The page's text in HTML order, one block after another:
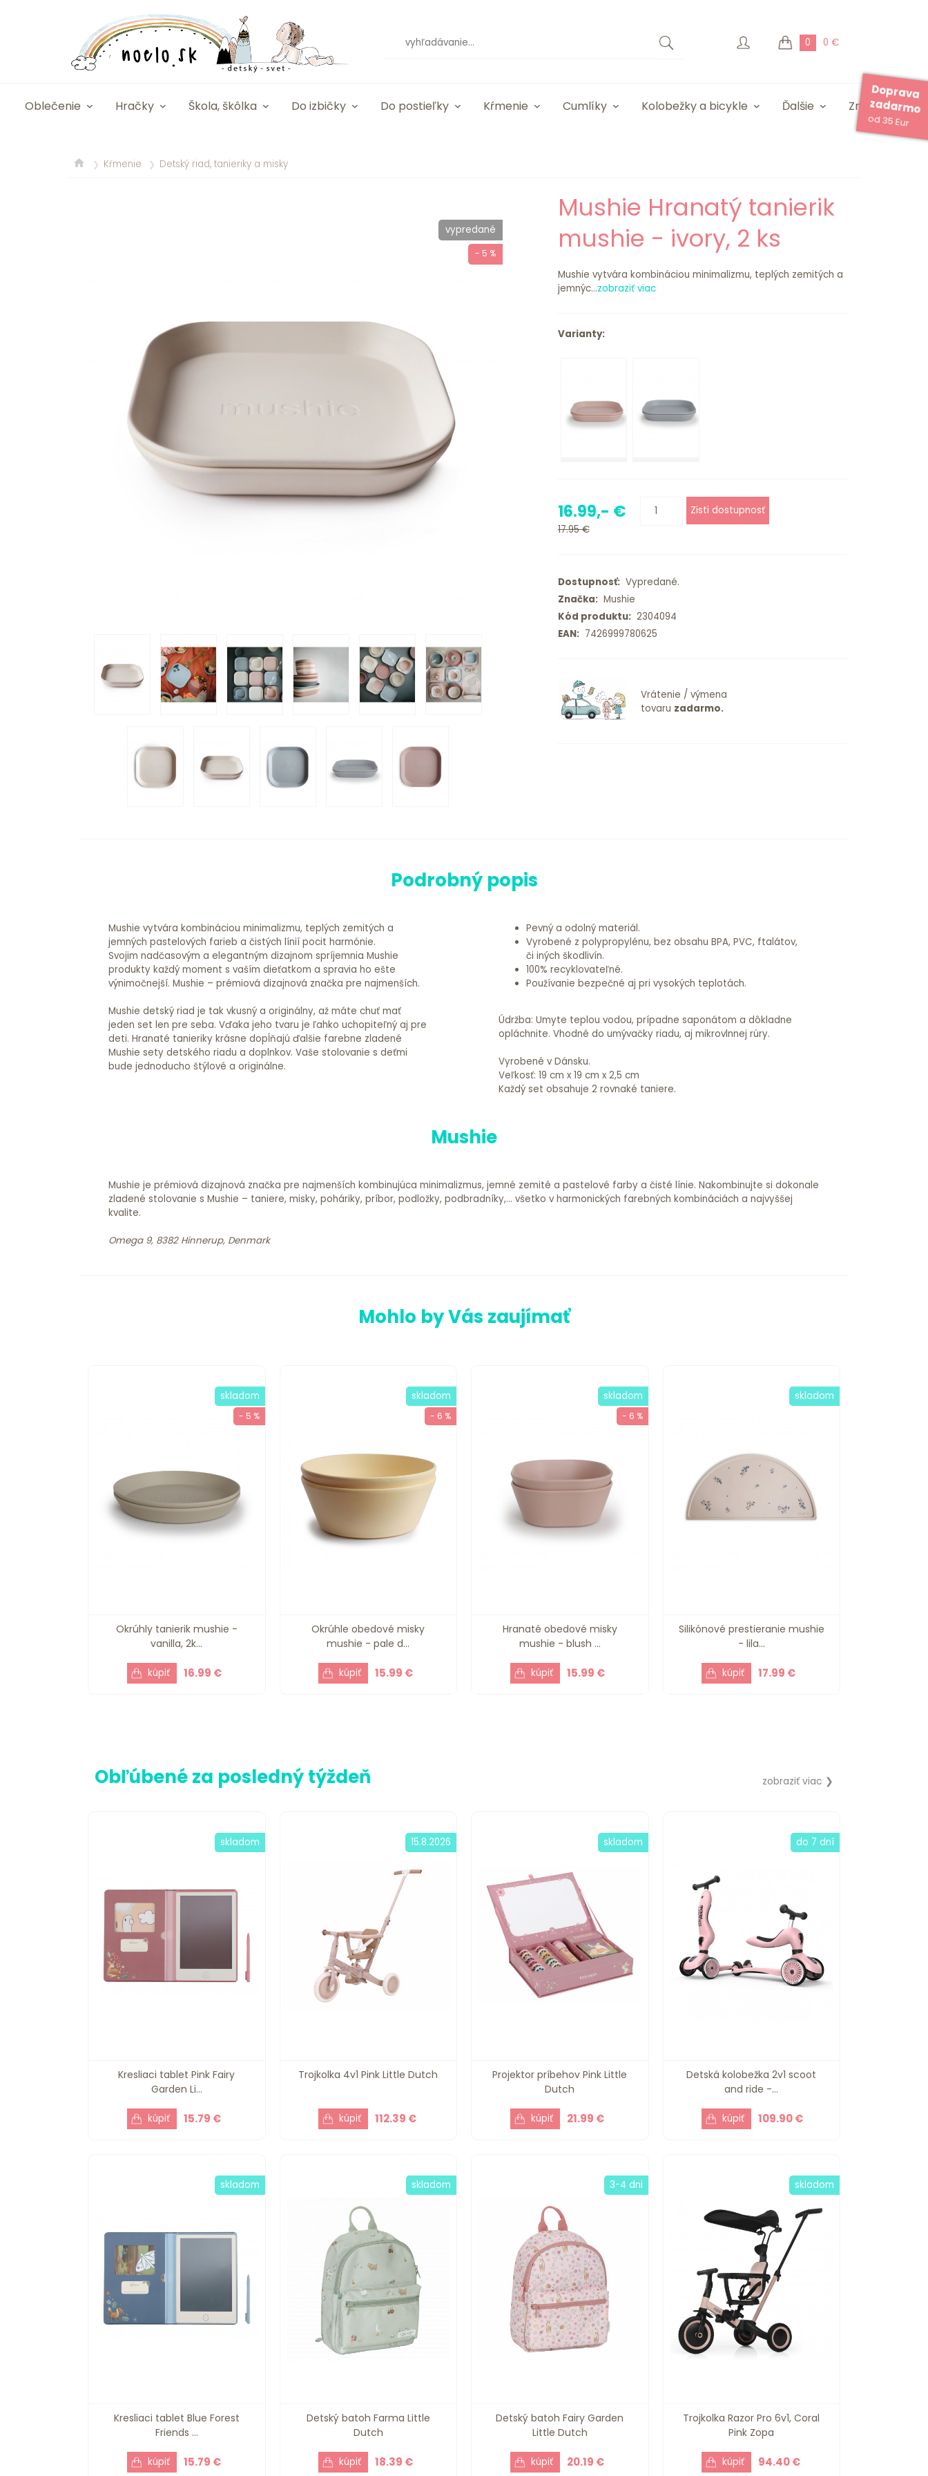
0 0 €
Doprava
zadarmo
od 35 Eur
Oblečenie Hračky Škola, škôlka Do izbičky Do postieľky Kŕmenie Cumlíky Kolobežky a bicykle Ďalšie Značky
❯ Kŕmenie ❯ Detský riad, tanieriky a misky
vypredané
- 5 %
Mushie Hranatý tanierik
mushie - ivory, 2 ks
Mushie vytvára kombináciou minimalizmu, teplých zemitých a
jemnýc...zobraziť viac
Varianty:
16.99,- €
17.95 €
Dostupnosť:Vypredané.
Značka:Mushie
Kód produktu:2304094
EAN:7426999780625
Vrátenie / výmena
tovaru zadarmo.
Podrobný popis
Mushie vytvára kombináciou minimalizmu, teplých zemitých a
jemných pastelových farieb a čistých línií pocit harmónie.
Svojim nadčasovým a elegantným dizajnom spríjemnia Mushie
produkty každý moment s vaším dieťatkom a spravia ho ešte
výnimočnejší. Mushie – prémiová dizajnová značka pre najmenších.
Mushie detský riad je tak vkusný a originálny, až máte chuť mať
jeden set len pre seba. Vďaka jeho tvaru je ľahko uchopiteľný aj pre
deti. Hranaté tanieriky krásne dopĺňajú ďalšie farebne zladené
Mushie sety detského riadu a doplnkov. Vaše stolovanie s deťmi
bude jednoducho štýlové a originálne.
Pevný a odolný materiál.
Vyrobené z polypropylénu, bez obsahu BPA, PVC, ftalátov,
či iných škodlivín.
100% recyklovateľné.
Používanie bezpečné aj pri vysokých teplotách.
Údržba: Umyte teplou vodou, prípadne saponátom a dôkladne
opláchnite. Vhodné do umývačky riadu, aj mikrovlnnej rúry.
Vyrobené v Dánsku.
Veľkosť: 19 cm x 19 cm x 2,5 cm
Každý set obsahuje 2 rovnaké taniere.
Mushie
Mushie je prémiová dizajnová značka pre najmenších kombinujúca minimalizmus, jemné zemité a pastelové farby a čisté línie. Nakombinujte si dokonale
zladené stolovanie s Mushie – taniere, misky, poháriky, príbor, podložky, podbradníky,... všetko v harmonických farebných kombináciách a najvyššej
kvalite.
Omega 9, 8382 Hinnerup, Denmark
Mohlo by Vás zaujímať
Okrúhly tanierik mushie -
vanilla, 2k...
16.99 €
skladom
- 5 %
Okrúhle obedové misky
mushie - pale d...
15.99 €
skladom
- 6 %
Hranaté obedové misky
mushie - blush ...
15.99 €
skladom
- 6 %
Silikónové prestieranie mushie
- lila...
17.99 €
skladom
Obľúbené za posledný týždeň zobraziť viac ❯
Kresliaci tablet Pink Fairy
Garden Li...
15.79 €
skladom
Trojkolka 4v1 Pink Little Dutch
112.39 €
15.8.2026
Projektor príbehov Pink Little
Dutch
21.99 €
skladom
Detská kolobežka 2v1 scoot
and ride -...
109.90 €
do 7 dní
Kresliaci tablet Blue Forest
Friends ...
15.79 €
skladom
Detský batoh Farma Little
Dutch
18.39 €
skladom
Detský batoh Fairy Garden
Little Dutch
20.19 €
3-4 dni
Trojkolka Razor Pro 6v1, Coral
Pink Zopa
94.40 €
skladom